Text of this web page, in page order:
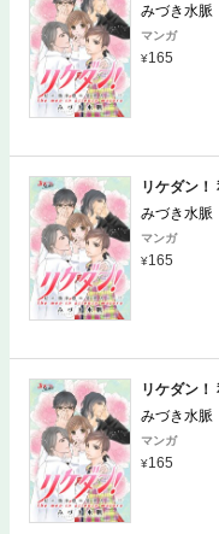
みづき水脈
マンガ
165
リケダン
みづき水脈
マンガ
165
リケダン
みづき水脈
マンガ
165